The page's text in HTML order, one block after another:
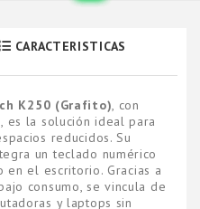
CARACTERISTICAS
K250 (Grafito), con
, es la solución ideal para
reducidos. Su
un teclado numérico
en el escritorio. Gracias a
consumo, se vincula de
y laptops sin